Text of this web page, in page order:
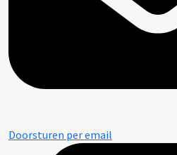
Doorsturen per email